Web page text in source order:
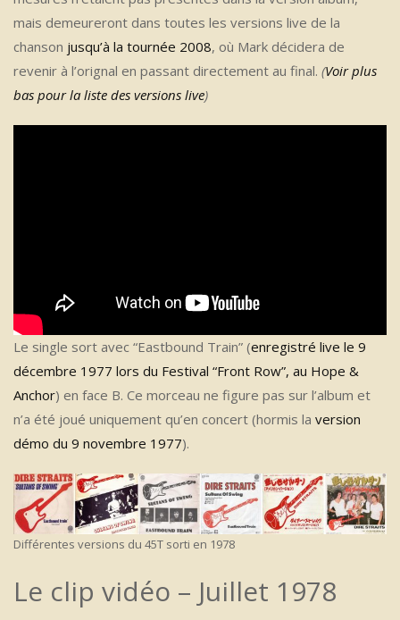
mais demeureront dans toutes les versions live de la
chanson jusqu’à la tournée 2008, où Mark décidera de
revenir à l’orignal en passant directement au final. (Voir plus
bas pour la liste des versions live)
Le single sort avec “Eastbound Train” (enregistré live le 9
décembre 1977 lors du Festival “Front Row”, au Hope &
Anchor) en face B. Ce morceau ne figure pas sur l’album et
n’a été joué uniquement qu’en concert (hormis la version
démo du 9 novembre 1977).
Différentes versions du 45T sorti en 1978
Le clip vidéo – Juillet 1978